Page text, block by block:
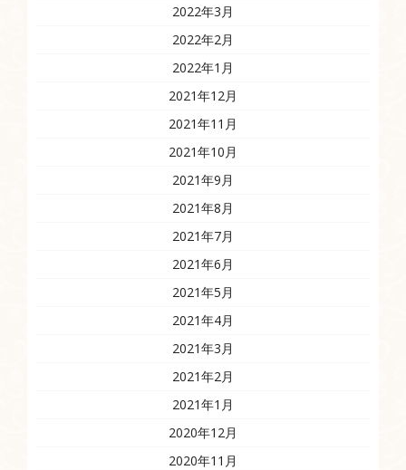
2022年3月
2022年2月
2022年1月
2021年12月
2021年11月
2021年10月
2021年9月
2021年8月
2021年7月
2021年6月
2021年5月
2021年4月
2021年3月
2021年2月
2021年1月
2020年12月
2020年11月